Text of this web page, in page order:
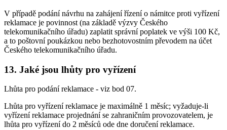
V případě podání návrhu na zahájení řízení o námitce proti vyřízení
reklamace je povinnost (na základě výzvy Českého
telekomunikačního úřadu) zaplatit správní poplatek ve výši 100 Kč,
a to poštovní poukázkou nebo bezhotovostním převodem na účet
Českého telekomunikačního úřadu.
13. Jaké jsou lhůty pro vyřízení
Lhůta pro podání reklamace - viz bod 07.
Lhůta pro vyřízení reklamace je maximálně 1 měsíc; vyžaduje-li
vyřízení reklamace projednání se zahraničním provozovatelem, je
lhůta pro vyřízení do 2 měsíců ode dne doručení reklamace.